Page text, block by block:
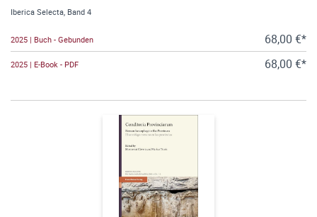
Iberica Selecta, Band 4
2025 | Buch - Gebunden 68,00 €*
2025 | E-Book - PDF 68,00 €*